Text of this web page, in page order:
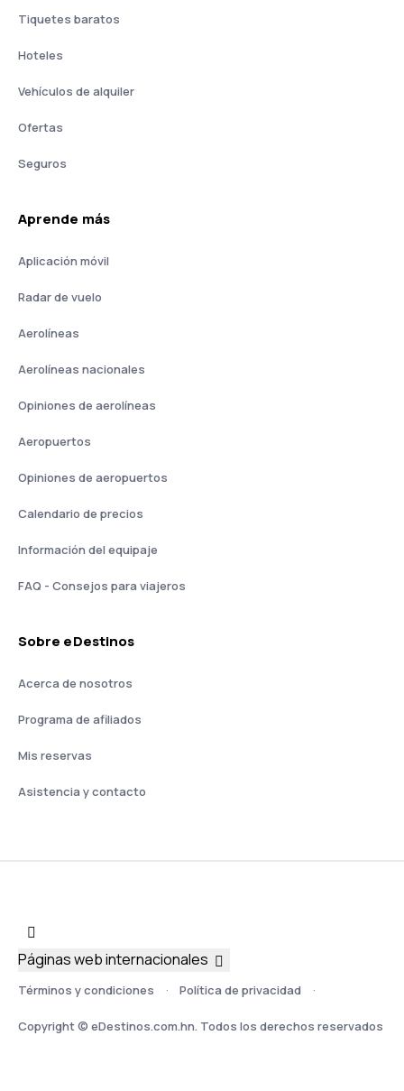
Tiquetes baratos
Hoteles
Vehículos de alquiler
Ofertas
Seguros
Aprende más
Aplicación móvil
Radar de vuelo
Aerolíneas
Aerolíneas nacionales
Opiniones de aerolíneas
Aeropuertos
Opiniones de aeropuertos
Calendario de precios
Información del equipaje
FAQ - Consejos para viajeros
Sobre eDestinos
Acerca de nosotros
Programa de afiliados
Mis reservas
Asistencia y contacto
Términos y condiciones Política de privacidad
Copyright © eDestinos.com.hn. Todos los derechos reservados
Páginas web internacionales